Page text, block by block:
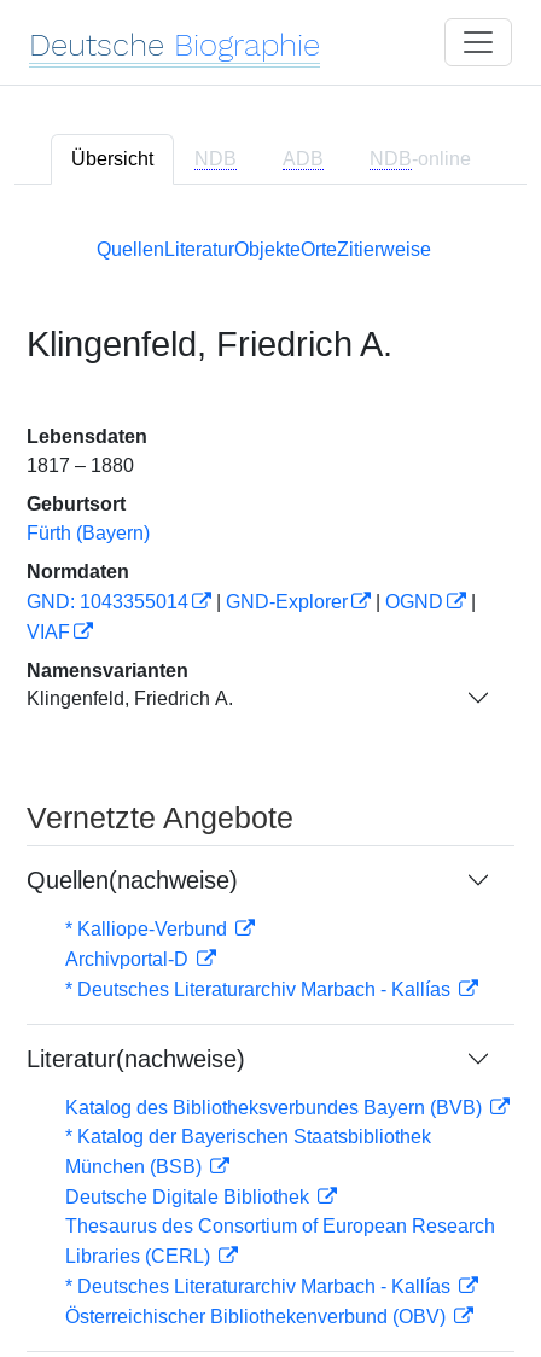
Deutsche Biographie
Übersicht NDB ADB NDB-online
Quellen LiteraturObjekteOrteZitierweise
Klingenfeld, Friedrich A.
Lebensdaten
1817 – 1880
Geburtsort
Fürth (Bayern)
Normdaten
GND: 1043355014
GND-Explorer OGND
VIAF
Namensvarianten
Klingenfeld, Friedrich A.
Vernetzte Angebote
Quellen(nachweise)
* Kalliope-Verbund
Archivportal-D
* Deutsches Literaturarchiv Marbach - Kallías
Literatur(nachweise)
Katalog des Bibliotheksverbundes Bayern (BVB)
* Katalog der Bayerischen Staatsbibliothek
München (BSB)
Deutsche Digitale Bibliothek
Thesaurus des Consortium of European Research
Libraries (CERL)
* Deutsches Literaturarchiv Marbach - Kallías
Österreichischer Bibliothekenverbund (OBV)